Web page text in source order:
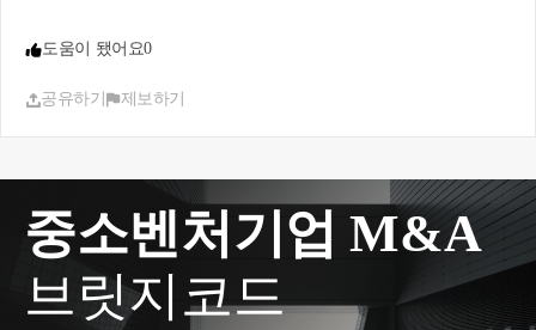
지분을 전부는 아니더라도(소득이 있으시기 때문) 일
이 맞습니다.
중 상당액을 자금조달 수단으로 사용하고 공동명의
로 취득한 경우라면, 지분율에 맞는 자금출처를 입증
하지 못할 경우 증여세 신고가 필요할 수 있습니다.
과세당국이 자금조달계획서 확인 과정에서 자금 흐
름과 명의를 중점적으로 보기 때문에, 사전 대응 및
명확한 자료 준비가 중요합니다.
도움이 됐어요0
공유하기 제보하기
중소벤처기업 M&A
브릿지코드